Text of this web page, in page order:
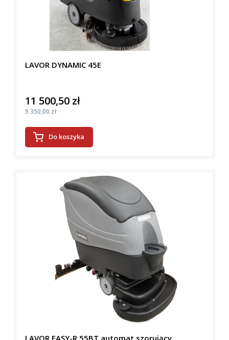
LAVOR DYNAMIC 45E
Cena
11 500,50 zł
Cena
9 350,00 zł
Do koszyka
LAVOR EASY-R 55BT automat szorujący